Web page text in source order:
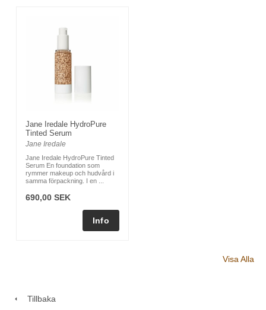
Jane Iredale HydroPure
Tinted Serum
Jane Iredale
Jane Iredale HydroPure Tinted
Serum En foundation som
rymmer makeup och hudvård i
samma förpackning. I en ...
690,00 SEK
Visa Alla
Tillbaka